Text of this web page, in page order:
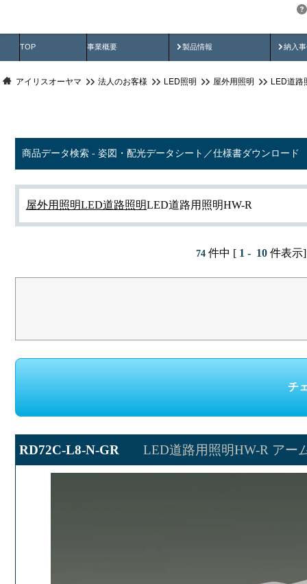
TOP 事業概要 製品情報
製品動画 納入
納
アイリスオーヤマ 法人のお客様 LED照明 屋外用照明 LED道路
商品データ検索 - 姿図・配光データシート／仕様書ダウンロード
屋外用照明LED道路照明LED道路用照明HW-R
74 件中 [ 1 - 10 件表示]
RD72C-L8-N-GR LED道路用照明HW-R アー